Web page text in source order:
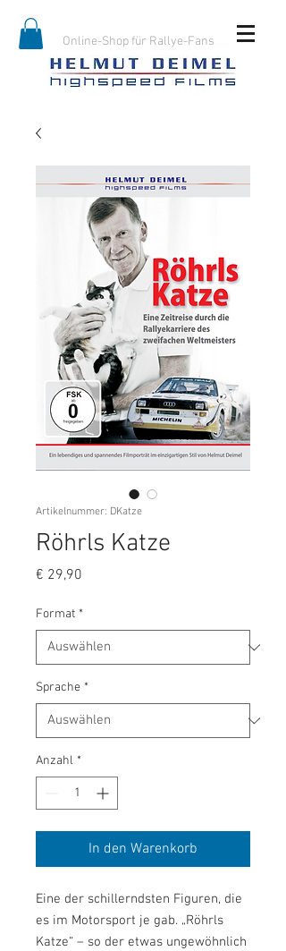
Online-Shop für Rallye-Fans
Artikelnummer: DKatze
Röhrls Katze
€ 29,90
Format *
Sprache *
Anzahl *
In den Warenkorb
Eine der schillerndsten Figuren, die
es im Motorsport je gab. „Röhrls
Katze“ – so der etwas ungewöhnlich